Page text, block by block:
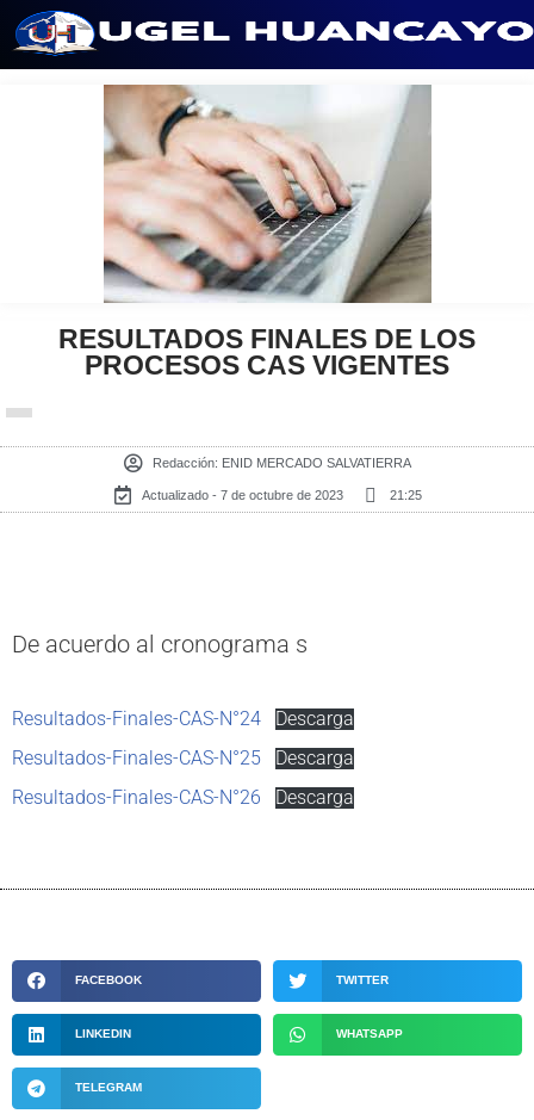
RESULTADOS FINALES DE LOS
PROCESOS CAS VIGENTES
Redacción: ENID MERCADO SALVATIERRA
Actualizado - 7 de octubre de 2023 21:25
De acuerdo al cronograma s
Resultados-Finales-CAS-N°24
Descarga
Resultados-Finales-CAS-N°25
Descarga
Resultados-Finales-CAS-N°26
Descarga
FACEBOOK TWITTER
LINKEDIN WHATSAPP
TELEGRAM